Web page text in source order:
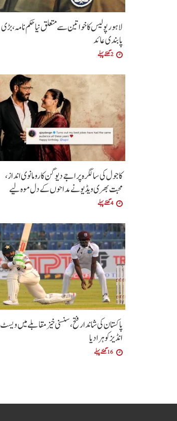
لاہور پولیس کا خواتین سے متعلق نیا حکم نامہ ،بڑی
پابندی عائد
2 گھنٹے پہلے
کاجول کی سالگرہ پر اجے دیوگن کا رومانوی انداز،
محبت بھری ویڈیو نے مداحوں کے دل موہ لیے
4 گھنٹے پہلے
پاکستان کی شاندار فتح،سنسنی خیز مقابلے میں ویسٹ
انڈیز کو ہرا دیا
16 گھنٹے پہلے